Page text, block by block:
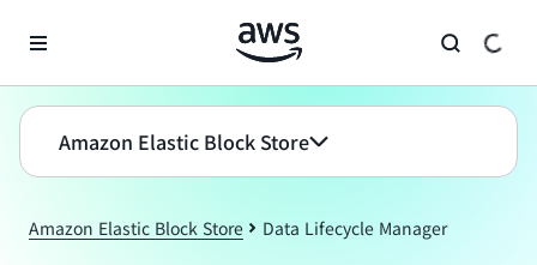
Amazon Elastic Block Store
Amazon Elastic Block Store Data Lifecycle Manager